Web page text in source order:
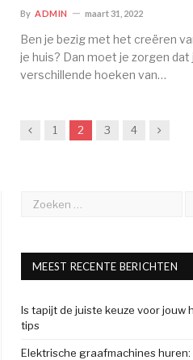
By ADMIN maart 31, 2022
Ben je bezig met het creëren
je huis? Dan moet je zorgen
verschillende hoeken van…
Previous
1 2 3 4 Next
MEEST RECENTE BERICHTEN
Is tapijt de juiste keuze voor jouw
tips
Elektrische graafmachines